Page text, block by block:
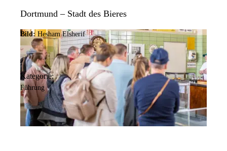
Dortmund – Stadt des Bieres
Bild: Hesham Elsherif
Kategorie:
Führung